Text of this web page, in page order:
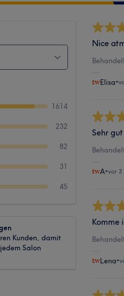
1614
232
82
31
45
Kunden, damit
Salon
Nice
Elisa•
Sehr gut
A•vor 3
Komme
Lena•